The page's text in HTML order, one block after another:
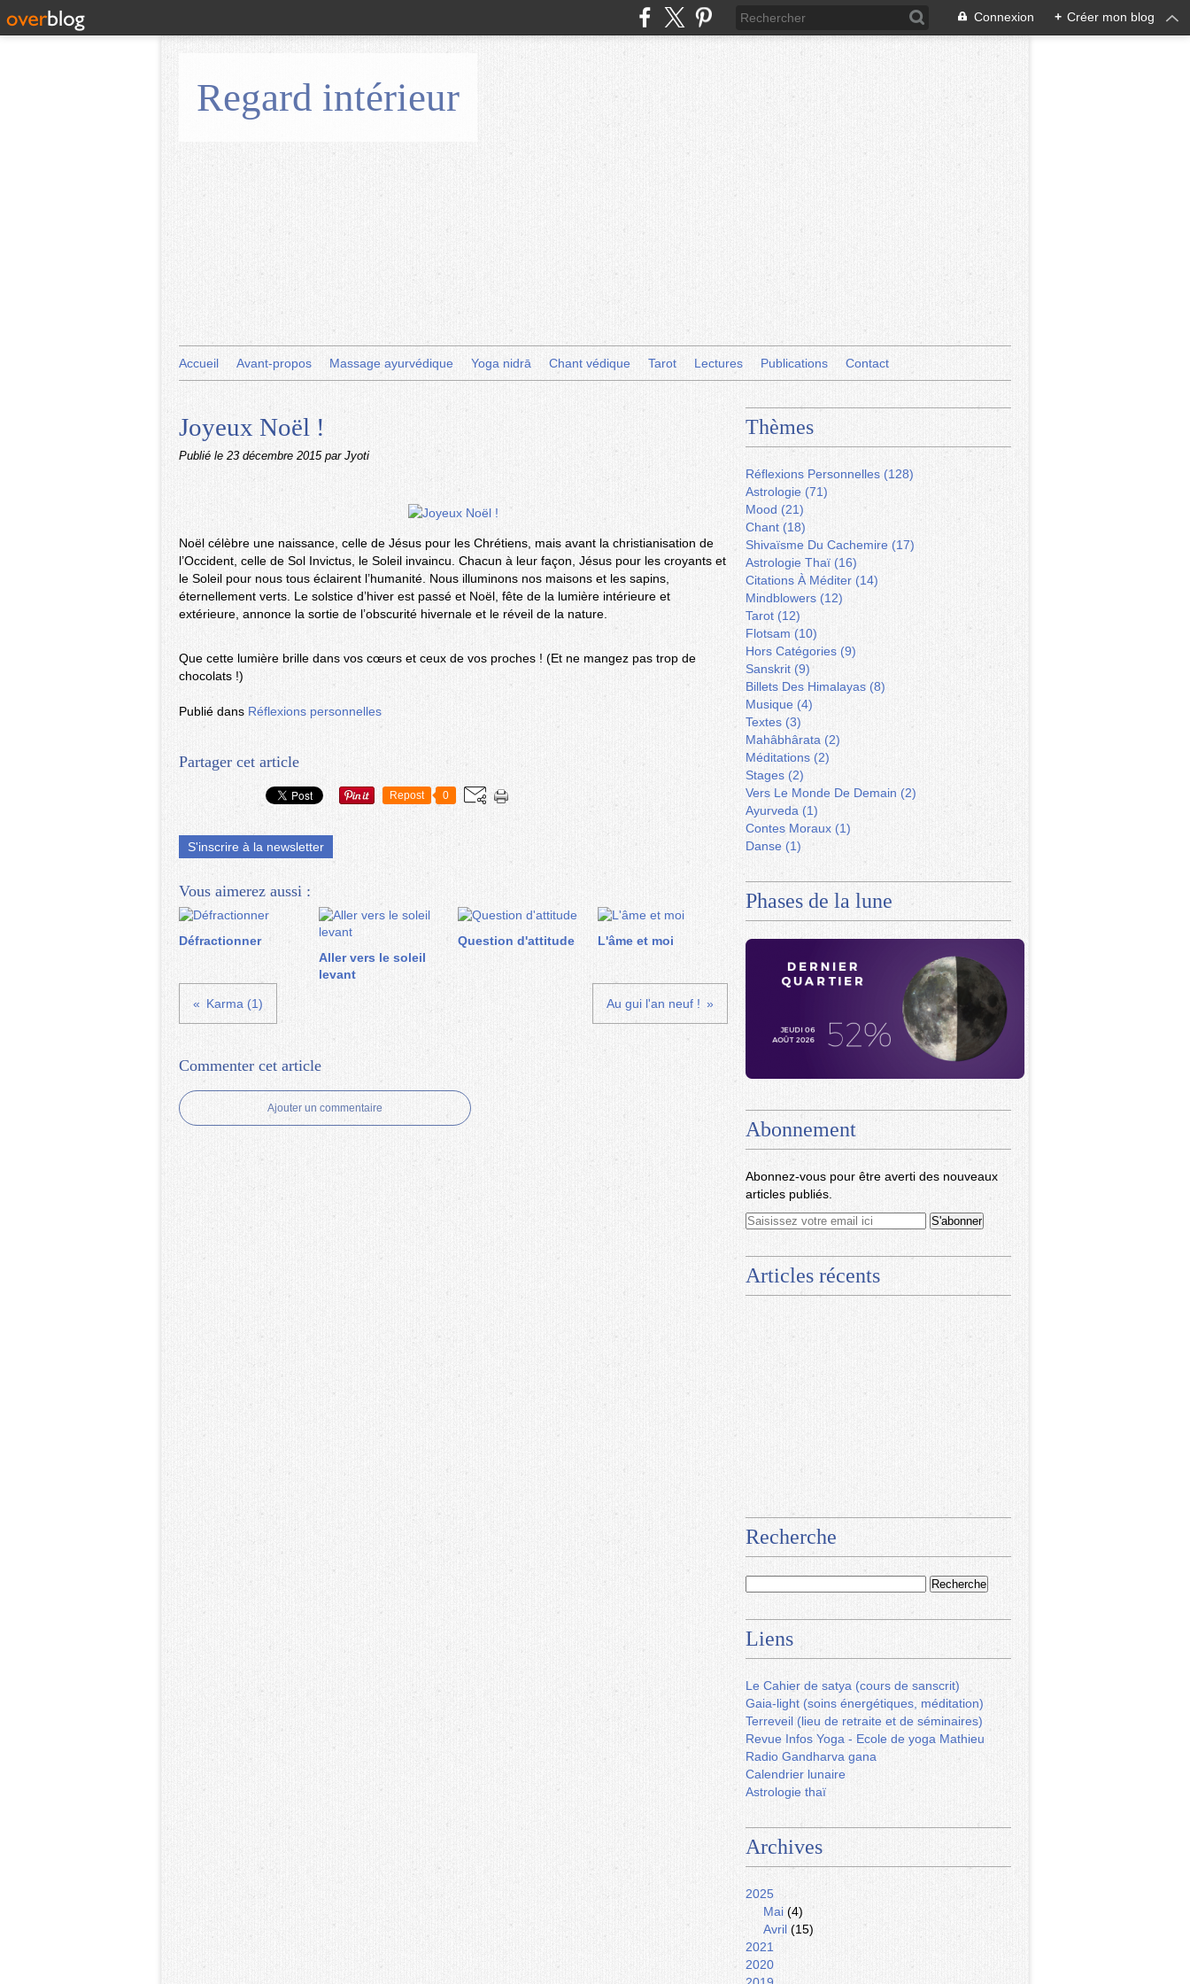
Connexion + Créer mon blog
Regard intérieur
Accueil Avant-propos Massage ayurvédique Yoga nidrā Chant védique Tarot Lectures Publications Contact
Joyeux Noël !
Publié le 23 décembre 2015 par Jyoti
Noël célèbre une naissance, celle de Jésus pour les Chrétiens, mais avant la christianisation de
l’Occident, celle de Sol Invictus, le Soleil invaincu. Chacun à leur façon, Jésus pour les croyants et
le Soleil pour nous tous éclairent l’humanité. Nous illuminons nos maisons et les sapins,
éternellement verts. Le solstice d’hiver est passé et Noël, fête de la lumière intérieure et
extérieure, annonce la sortie de l’obscurité hivernale et le réveil de la nature.
Que cette lumière brille dans vos cœurs et ceux de vos proches ! (Et ne mangez pas trop de
chocolats !)
Publié dans Réflexions personnelles
Partager cet article
Repost 0
S'inscrire à la newsletter
Vous aimerez aussi :
Défractionner
Aller vers le soleil
levant
Question d'attitude L'âme et moi
Karma (1) Au gui l'an neuf !
Commenter cet article
Ajouter un commentaire
Thèmes
Réflexions Personnelles (128)
Astrologie (71)
Mood (21)
Chant (18)
Shivaïsme Du Cachemire (17)
Astrologie Thaï (16)
Citations À Méditer (14)
Mindblowers (12)
Tarot (12)
Flotsam(10)
Hors Catégories (9)
Sanskrit (9)
Billets Des Himalayas (8)
Musique (4)
Textes (3)
Mahâbhârata (2)
Méditations (2)
Stages (2)
Vers Le Monde De Demain (2)
Ayurveda (1)
Contes Moraux (1)
Danse (1)
Phases de la lune
Abonnement
Abonnez-vous pour être averti des nouveaux
articles publiés.
Articles récents
Recherche
Liens
Le Cahier de satya (cours de sanscrit)
Gaia-light (soins énergétiques, méditation)
Terreveil (lieu de retraite et de séminaires)
Revue Infos Yoga - Ecole de yoga Mathieu
Radio Gandharva gana
Calendrier lunaire
Astrologie thaï
Archives
2025
Mai (4)
Avril (15)
2021
2020